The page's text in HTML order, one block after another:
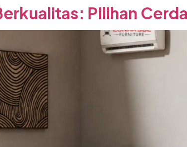
Pilihan